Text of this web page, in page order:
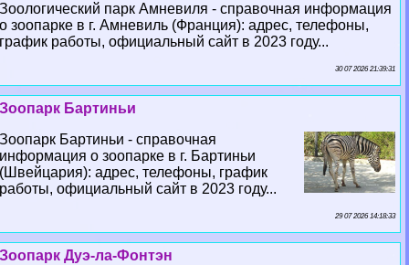
Зоологический парк Амневиля - справочная информация
о зоопарке в г. Амневиль (Франция): адрес, телефоны,
график работы, официальный сайт в 2023 году...
30 07 2026 21:39:31
Зоопарк Бартиньи
Зоопарк Бартиньи - справочная
информация о зоопарке в г. Бартиньи
(Швейцария): адрес, телефоны, график
работы, официальный сайт в 2023 году...
29 07 2026 14:18:33
Зоопарк Дуэ-ла-Фонтэн